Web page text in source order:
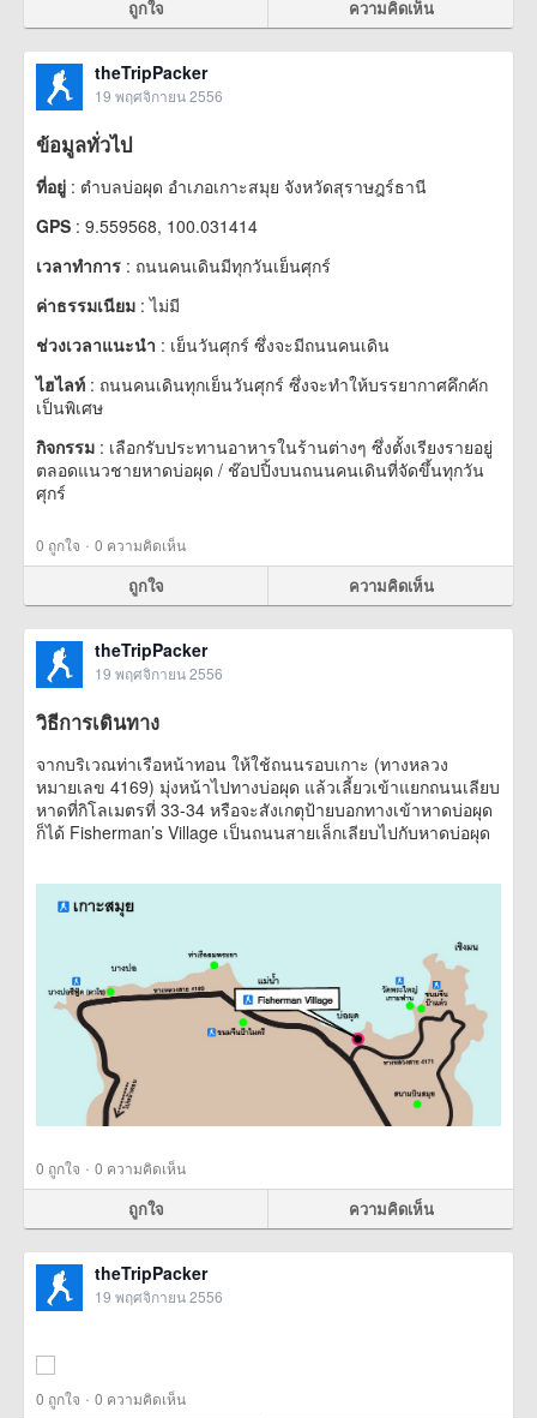
ถูกใจ ความคิดเห็น
theTripPacker
19 พฤศจิกายน 2556
ข้อมูลทั่วไป
ที่อยู่ : ตำบลบ่อผุด อำเภอเกาะสมุย จังหวัดสุราษฎร์ธานี
GPS : 9.559568, 100.031414
เวลาทำการ : ถนนคนเดินมีทุกวันเย็นศุกร์
ค่าธรรมเนียม : ไม่มี
ช่วงเวลาแนะนำ : เย็นวันศุกร์ ซึ่งจะมีถนนคนเดิน
ไฮไลท์ : ถนนคนเดินทุกเย็นวันศุกร์ ซึ่งจะทำให้บรรยากาศคึกคัก
เป็นพิเศษ
กิจกรรม : เลือกรับประทานอาหารในร้านต่างๆ ซึ่งตั้งเรียงรายอยู่
ตลอดแนวชายหาดบ่อผุด / ช๊อปปิ้งบนถนนคนเดินที่จัดขึ้นทุกวัน
ศุกร์
0 ถูกใจ · 0 ความคิดเห็น
ถูกใจ ความคิดเห็น
theTripPacker
19 พฤศจิกายน 2556
วิธีการเดินทาง
จากบริเวณท่าเรือหน้าทอน ให้ใช้ถนนรอบเกาะ (ทางหลวง
หมายเลข 4169) มุ่งหน้าไปทางบ่อผุด แล้วเลี้ยวเข้าแยกถนนเลียบ
หาดที่กิโลเมตรที่ 33-34 หรือจะสังเกตุป้ายบอกทางเข้าหาดบ่อผุด
ก็ได้ Fisherman’s Village เป็นถนนสายเล็กเลียบไปกับหาดบ่อผุด
0 ถูกใจ · 0 ความคิดเห็น
ถูกใจ ความคิดเห็น
theTripPacker
19 พฤศจิกายน 2556
0 ถูกใจ · 0 ความคิดเห็น